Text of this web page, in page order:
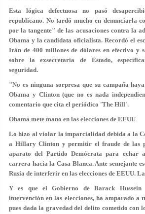
Esta lógica defectuosa no pasó
republicano. No tardó mucho en denunciarla
por la tangente" de las acusaciones contra la
Obama y la candidata oficialista. Recordó el
Irán de 400 millones de dólares en efectivo y
sobre la exsecretaria de Estado,
seguridad.
"No es ninguna sorpresa que su campaña
Obama y Clinton (que no es nada
comentario que cita el periódico 'The Hill'.
Obama mete mano en las elecciones de EEUU
Lo hizo al violar la imparcialidad debida a la
a Hillary Clinton y permitir el fraude de las
aparato del Partido Demócrata para echar
carrera hacia la Casa Blanca. Ante semejante
Rusia de interferir en las elecciones de EEUU.
Y es que el Gobierno de Barack
intervención en las elecciones, ha amparado a
pues dada la gravedad del delito cometido con